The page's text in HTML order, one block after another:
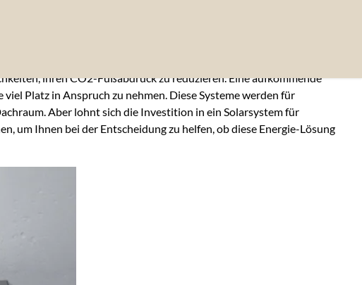
ihren CO2-Fußabdruck zu reduzieren. Eine aufkommende
Platz in Anspruch zu nehmen. Diese Systeme werden für
Aber lohnt sich die Investition in ein Solarsystem für
um Ihnen bei der Entscheidung zu helfen, ob diese Energie-Lösung